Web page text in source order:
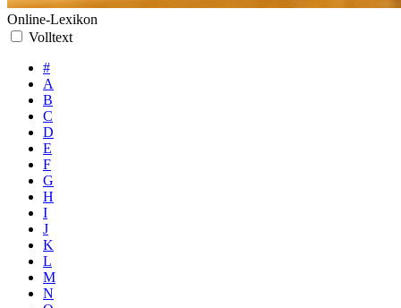
Online-Lexikon
Volltext
#
A
B
C
D
E
F
G
H
I
J
K
L
M
N